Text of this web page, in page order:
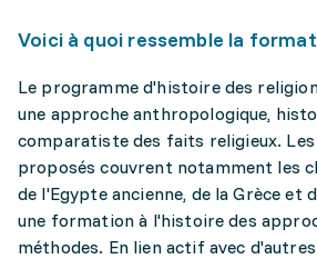
Voici à quoi ressemble la
Le programme d'histoire des
une approche anthropologique,
comparatiste des faits religieux.
proposés couvrent notamment les
de l'Egypte ancienne, de la Grèce et
une formation à l'histoire des
méthodes. En lien actif avec